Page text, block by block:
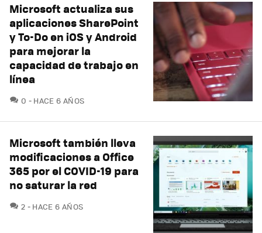
Microsoft actualiza sus
aplicaciones SharePoint
y To-Do en iOS y Android
para mejorar la
capacidad de trabajo en
línea
0 COMENTARIOS
HACE 6 AÑOS
Microsoft también lleva
modificaciones a Office
365 por el COVID-19 para
no saturar la red
2 COMENTARIOS
HACE 6 AÑOS